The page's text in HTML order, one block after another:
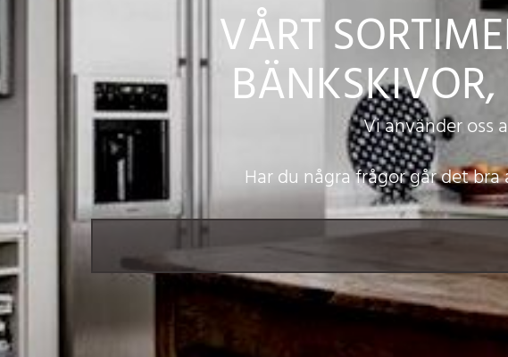
VÅRT
Vi använder oss
Har du några frågor går det